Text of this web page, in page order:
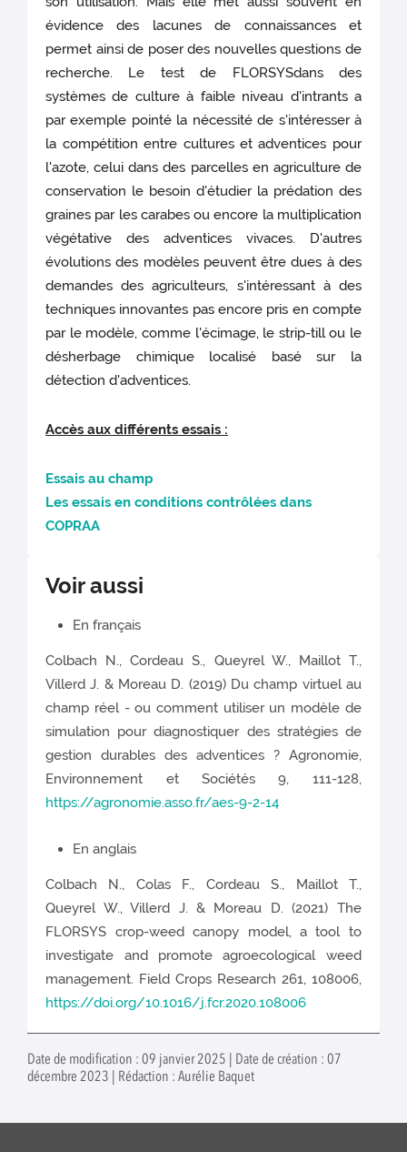
évidence des lacunes de connaissances et
permet ainsi de poser des nouvelles questions de
recherche. Le test de FLORSYSdans des
systèmes de culture à faible niveau d'intrants a
par exemple pointé la nécessité de s'intéresser à
la compétition entre cultures et adventices pour
l'azote, celui dans des parcelles en agriculture de
conservation le besoin d'étudier la prédation des
graines par les carabes ou encore la multiplication
végétative des adventices vivaces. D'autres
évolutions des modèles peuvent être dues à des
demandes des agriculteurs, s'intéressant à des
techniques innovantes pas encore pris en compte
par le modèle, comme l'écimage, le strip-till ou le
désherbage chimique localisé basé sur la
détection d'adventices.
Accès aux différents essais :
Essais au champ
Les essais en conditions contrôlées dans
COPRAA
Voir aussi
En français
Colbach N., Cordeau S., Queyrel W., Maillot T.,
Villerd J. & Moreau D. (2019) Du champ virtuel au
champ réel - ou comment utiliser un modèle de
simulation pour diagnostiquer des stratégies de
gestion durables des adventices ? Agronomie,
Environnement et Sociétés 9, 111-128,
https://agronomie.asso.fr/aes-9-2-14
En anglais
Colbach N., Colas F., Cordeau S., Maillot T.,
Queyrel W., Villerd J. & Moreau D. (2021) The
FLORSYS crop-weed canopy model, a tool to
investigate and promote agroecological weed
management. Field Crops Research 261, 108006,
https://doi.org/10.1016/j.fcr.2020.108006
Date de modification : 09 janvier 2025 | Date de création : 07
décembre 2023 | Rédaction : Aurélie Baquet